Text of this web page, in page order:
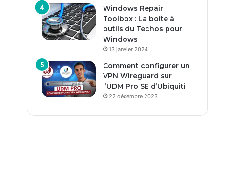
Windows Repair
Toolbox : La boite à
outils du Techos pour
Windows
13 janvier 2024
Comment configurer un
VPN Wireguard sur
l’UDM Pro SE d’Ubiquiti
22 décembre 2023